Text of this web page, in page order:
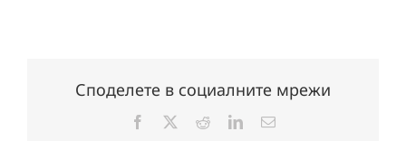
Споделете в социалните мрежи
Facebook RedditLinkedInЕлектронна